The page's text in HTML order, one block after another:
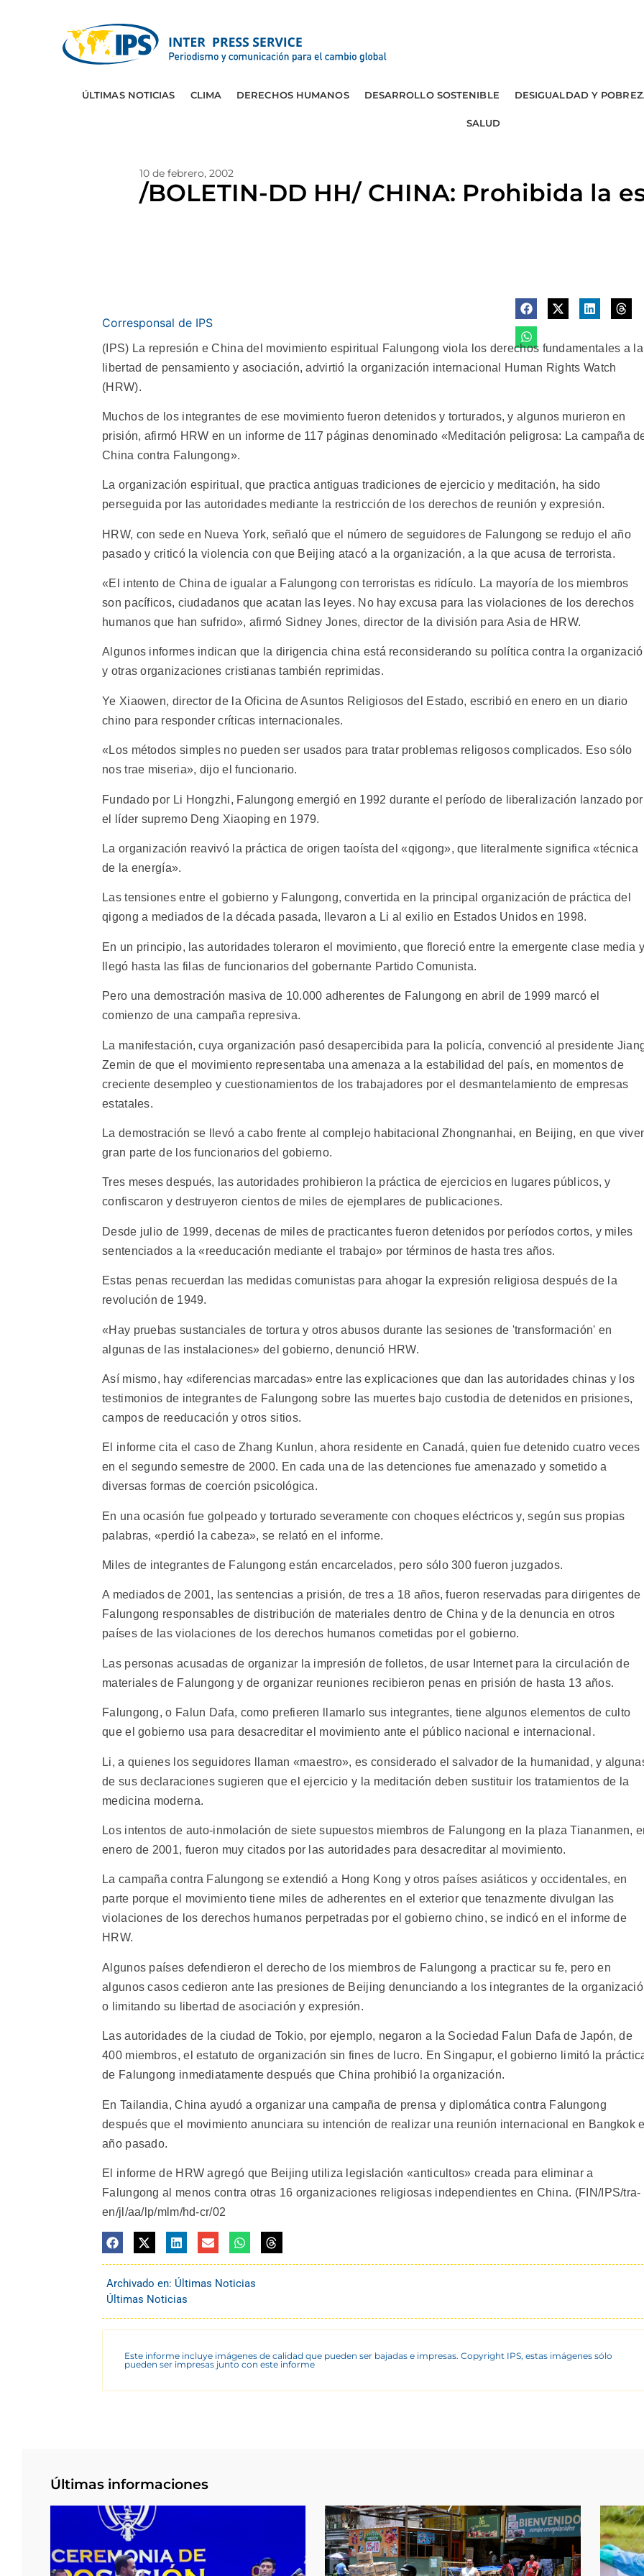
ÚLTIMAS NOTICIAS CLIMA DERECHOS HUMANOS DESARROLLO SOSTENIBLE DESIGUALDAD Y
SALUD
10 de febrero, 2002
/BOLETIN-DD HH/ CHINA: Prohibida la
Corresponsal de IPS
(IPS) La represión e China del movimiento espiritual Falungong viola los derechos fundamentales a la
libertad de pensamiento y asociación, advirtió la organización internacional Human Rights Watch
(HRW).
Muchos de los integrantes de ese movimiento fueron detenidos y torturados, y algunos murieron en
prisión, afirmó HRW en un informe de 117 páginas denominado «Meditación peligrosa: La campaña
China contra Falungong».
La organización espiritual, que practica antiguas tradiciones de ejercicio y meditación, ha sido
perseguida por las autoridades mediante la restricción de los derechos de reunión y expresión.
HRW, con sede en Nueva York, señaló que el número de seguidores de Falungong se redujo el año
pasado y criticó la violencia con que Beijing atacó a la organización, a la que acusa de terrorista.
«El intento de China de igualar a Falungong con terroristas es ridículo. La mayoría de los miembros
son pacíficos, ciudadanos que acatan las leyes. No hay excusa para las violaciones de los derechos
humanos que han sufrido», afirmó Sidney Jones, director de la división para Asia de HRW.
Algunos informes indican que la dirigencia china está reconsiderando su política contra la
y otras organizaciones cristianas también reprimidas.
Ye Xiaowen, director de la Oficina de Asuntos Religiosos del Estado, escribió en enero en un diario
chino para responder críticas internacionales.
«Los métodos simples no pueden ser usados para tratar problemas religosos complicados. Eso sólo
nos trae miseria», dijo el funcionario.
Fundado por Li Hongzhi, Falungong emergió en 1992 durante el período de liberalización lanzado por
el líder supremo Deng Xiaoping en 1979.
La organización reavivó la práctica de origen taoísta del «qigong», que literalmente significa «técnica
de la energía».
Las tensiones entre el gobierno y Falungong, convertida en la principal organización de práctica del
qigong a mediados de la década pasada, llevaron a Li al exilio en Estados Unidos en 1998.
En un principio, las autoridades toleraron el movimiento, que floreció entre la emergente clase media y
llegó hasta las filas de funcionarios del gobernante Partido Comunista.
Pero una demostración masiva de 10.000 adherentes de Falungong en abril de 1999 marcó el
comienzo de una campaña represiva.
La manifestación, cuya organización pasó desapercibida para la policía, convenció al presidente
Zemin de que el movimiento representaba una amenaza a la estabilidad del país, en momentos de
creciente desempleo y cuestionamientos de los trabajadores por el desmantelamiento de empresas
estatales.
La demostración se llevó a cabo frente al complejo habitacional Zhongnanhai, en Beijing, en que
gran parte de los funcionarios del gobierno.
Tres meses después, las autoridades prohibieron la práctica de ejercicios en lugares públicos, y
confiscaron y destruyeron cientos de miles de ejemplares de publicaciones.
Desde julio de 1999, decenas de miles de practicantes fueron detenidos por períodos cortos, y miles
sentenciados a la «reeducación mediante el trabajo» por términos de hasta tres años.
Estas penas recuerdan las medidas comunistas para ahogar la expresión religiosa después de la
revolución de 1949.
«Hay pruebas sustanciales de tortura y otros abusos durante las sesiones de 'transformación' en
algunas de las instalaciones» del gobierno, denunció HRW.
Así mismo, hay «diferencias marcadas» entre las explicaciones que dan las autoridades chinas y los
testimonios de integrantes de Falungong sobre las muertes bajo custodia de detenidos en prisiones,
campos de reeducación y otros sitios.
El informe cita el caso de Zhang Kunlun, ahora residente en Canadá, quien fue detenido cuatro veces
en el segundo semestre de 2000. En cada una de las detenciones fue amenazado y sometido a
diversas formas de coerción psicológica.
En una ocasión fue golpeado y torturado severamente con choques eléctricos y, según sus propias
palabras, «perdió la cabeza», se relató en el informe.
Miles de integrantes de Falungong están encarcelados, pero sólo 300 fueron juzgados.
A mediados de 2001, las sentencias a prisión, de tres a 18 años, fueron reservadas para dirigentes de
Falungong responsables de distribución de materiales dentro de China y de la denuncia en otros
países de las violaciones de los derechos humanos cometidas por el gobierno.
Las personas acusadas de organizar la impresión de folletos, de usar Internet para la circulación de
materiales de Falungong y de organizar reuniones recibieron penas en prisión de hasta 13 años.
Falungong, o Falun Dafa, como prefieren llamarlo sus integrantes, tiene algunos elementos de culto
que el gobierno usa para desacreditar el movimiento ante el público nacional e internacional.
Li, a quienes los seguidores llaman «maestro», es considerado el salvador de la humanidad, y
de sus declaraciones sugieren que el ejercicio y la meditación deben sustituir los tratamientos de la
medicina moderna.
Los intentos de auto-inmolación de siete supuestos miembros de Falungong en la plaza Tiananmen,
enero de 2001, fueron muy citados por las autoridades para desacreditar al movimiento.
La campaña contra Falungong se extendió a Hong Kong y otros países asiáticos y occidentales, en
parte porque el movimiento tiene miles de adherentes en el exterior que tenazmente divulgan las
violaciones de los derechos humanos perpetradas por el gobierno chino, se indicó en el informe de
HRW.
Algunos países defendieron el derecho de los miembros de Falungong a practicar su fe, pero en
algunos casos cedieron ante las presiones de Beijing denunciando a los integrantes de la
o limitando su libertad de asociación y expresión.
Las autoridades de la ciudad de Tokio, por ejemplo, negaron a la Sociedad Falun Dafa de Japón, de
400 miembros, el estatuto de organización sin fines de lucro. En Singapur, el gobierno limitó la
de Falungong inmediatamente después que China prohibió la organización.
En Tailandia, China ayudó a organizar una campaña de prensa y diplomática contra Falungong
después que el movimiento anunciara su intención de realizar una reunión internacional en Bangkok
año pasado.
El informe de HRW agregó que Beijing utiliza legislación «anticultos» creada para eliminar a
Falungong al menos contra otras 16 organizaciones religiosas independientes en China. (FIN/IPS/tra-
en/jl/aa/lp/mlm/hd-cr/02
Archivado en: Últimas Noticias
Últimas Noticias
Este informe incluye imágenes de calidad que pueden ser bajadas e impresas. Copyright IPS, estas imágenes sólo
pueden ser impresas junto con este informe
Últimas informaciones